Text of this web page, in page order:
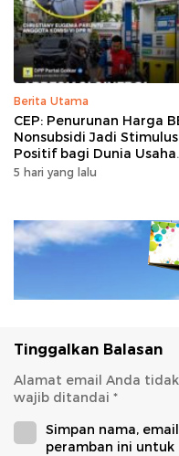
Berita Utama
CEP: Penurunan Harga
Nonsubsidi Jadi Stimulus
Positif bagi Dunia Usaha
dan Pertumbuhan
5 hari yang lalu
Tinggalkan Balasan
Alamat email Anda
wajib ditandai *
Simpan nama,
peramban ini untuk